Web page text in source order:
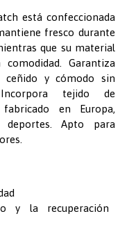
está confeccionada
fresco durante
que su material
Garantiza
ceñido y cómodo sin
tejido de
en Europa,
deportes. Apto para
y la recuperación